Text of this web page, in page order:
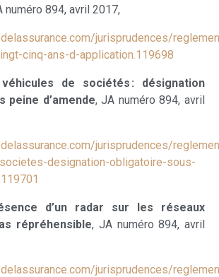
numéro 894, avril 2017,
jurisprudences/
cinq-ans-d-application.119698
de sociétés : désignation
peine d’amende, JA numéro 894, avril
jurisprudences/
designation-obligatoire-sous-
d’un radar sur les réseaux
répréhensible, JA numéro 894, avril
jurisprudences/